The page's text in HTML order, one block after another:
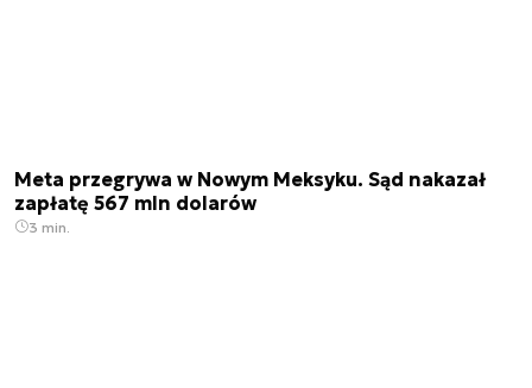
Meta przegrywa w Nowym Meksyku. Sąd nakazał
zapłatę 567 mln dolarów
3 min.